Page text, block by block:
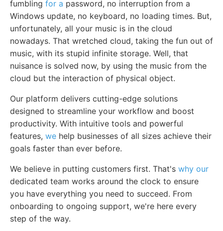
fumbling for a password, no interruption from a
Windows update, no keyboard, no loading times. But,
unfortunately, all your music is in the cloud
nowadays. That wretched cloud, taking the fun out of
music, with its stupid infinite storage. Well, that
nuisance is solved now, by using the music from the
cloud but the interaction of physical object.
Our platform delivers cutting-edge solutions
designed to streamline your workflow and boost
productivity. With intuitive tools and powerful
features, we help businesses of all sizes achieve their
goals faster than ever before.
We believe in putting customers first. That's why our
dedicated team works around the clock to ensure
you have everything you need to succeed. From
onboarding to ongoing support, we're here every
step of the way.